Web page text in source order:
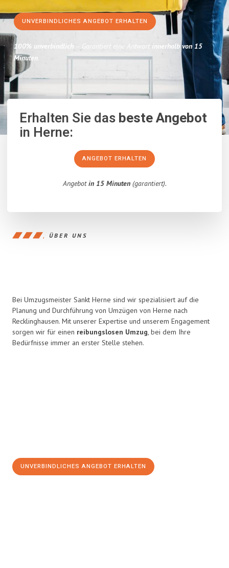
UNVERBINDLICHES ANGEBOT ERHALTEN
100% unverbindlich – Garantiert eine Antwort innerhalb von 15
Minuten.
Erhalten Sie dasbeste Angebot
in Herne:
ANGEBOT ERHALTEN
Angebotin 15 Minuten(garantiert).
ÜBER UNS
Bei Umzugsmeister Sankt Herne sind wir spezialisiert auf die
Planung und Durchführung von Umzügen von Herne nach
Recklinghausen. Mit unserer Expertise und unserem Engagement
sorgen wir für einen reibungslosen Umzug, bei dem Ihre
Bedürfnisse immer an erster Stelle stehen.
UNVERBINDLICHES ANGEBOT ERHALTEN